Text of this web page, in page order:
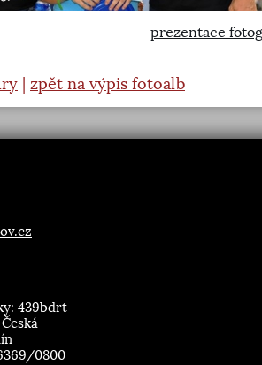
prezentace
zpět na výpis fotoalb
439bdrt
0800